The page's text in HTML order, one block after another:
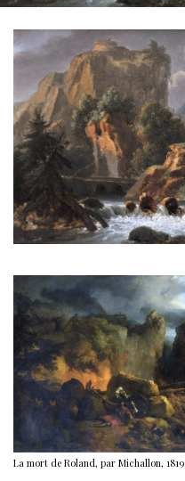
La mort de Roland, par Michallon, 1819